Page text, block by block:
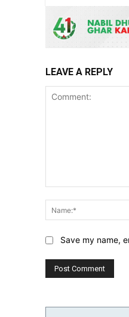
LEAVE A REPLY
Save my name,